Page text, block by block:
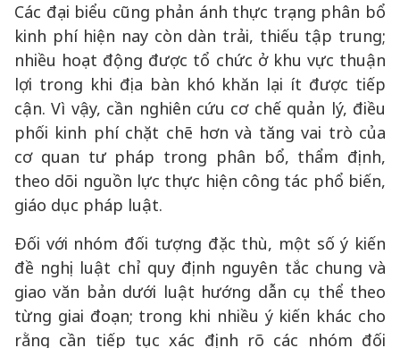
Các đại biểu cũng phản ánh thực trạng phân bổ
kinh phí hiện nay còn dàn trải, thiếu tập trung;
nhiều hoạt động được tổ chức ở khu vực thuận
lợi trong khi địa bàn khó khăn lại ít được tiếp
cận. Vì vậy, cần nghiên cứu cơ chế quản lý, điều
phối kinh phí chặt chẽ hơn và tăng vai trò của
cơ quan tư pháp trong phân bổ, thẩm định,
theo dõi nguồn lực thực hiện công tác phổ biến,
giáo dục pháp luật.
Đối với nhóm đối tượng đặc thù, một số ý kiến
đề nghị luật chỉ quy định nguyên tắc chung và
giao văn bản dưới luật hướng dẫn cụ thể theo
từng giai đoạn; trong khi nhiều ý kiến khác cho
rằng cần tiếp tục xác định rõ các nhóm đối